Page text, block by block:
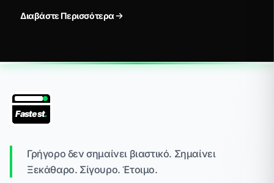
Διαβάστε Περισσότερα
Fastest.
Γρήγορο δεν σημαίνει βιαστικό. Σημαίνει
Ξεκάθαρο. Σίγουρο. Έτοιμο.